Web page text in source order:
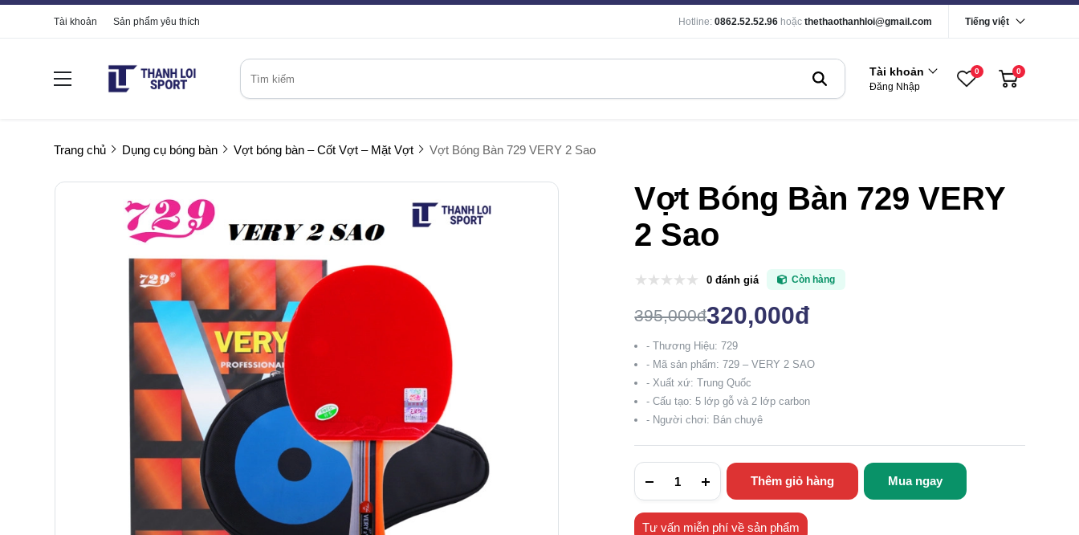
Tài khoản Sản phẩm yêu thích Hotline: 0862.52.52.96 hoặc thethaothanhloi@gmail.com Tiếng việt
Tài khoản
Đăng Nhập
0 0
Trang chủ Dụng cụ bóng bàn Vợt bóng bàn – Cốt Vợt – Mặt Vợt Vợt Bóng Bàn 729 VERY 2 Sao
Vợt Bóng Bàn 729 VERY
2 Sao
0 đánh giá Còn hàng
395,000đ320,000đ
- Thương Hiệu: 729
- Mã sản phẩm: 729 – VERY 2 SAO
- Xuất xứ: Trung Quốc
- Cấu tạo: 5 lớp gỗ và 2 lớp carbon
- Người chơi: Bán chuyê
Thêm giỏ hàng Mua ngay
Tư vấn miễn phí về sản phẩm